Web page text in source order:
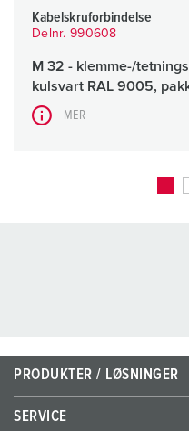
Kabelskruforbindelse
Delnr. 990608
M 32 - klemme-/
kulsvart RAL 9005,
MER
PRODUKTER / LØSNINGER
SERVICE